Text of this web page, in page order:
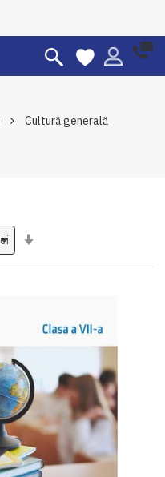
Cultură generală